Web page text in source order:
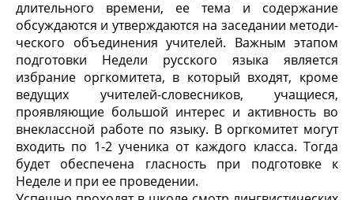
длительного времени, ее тема и со­держание
обсуждаются и утверждаются на заседании методи­
ческого объединения учителей. Важным этапом
подготовки Недели русского языка является
избрание оргкомитета, в ко­торый входят, кроме
ведущих учителей-словесников, учащие­ся,
проявляющие большой интерес и активность во
внекласс­ной работе по языку. В оргкомитет могут
входить по 1-2 ученика от каждого класса. Тогда
будет обеспечена гласность при подготовке к
Неделе и при ее проведении.